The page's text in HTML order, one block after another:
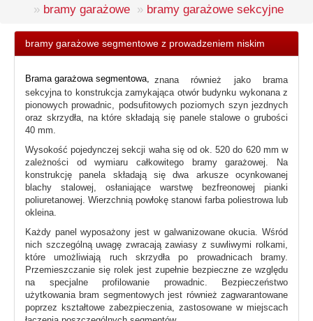
bramy garażowe
bramy garażowe sekcyjne
bramy garażowe segmentowe z prowadzeniem niskim
Brama garażowa segmentowa, znana również jako brama
sekcyjna to konstrukcja zamykająca otwór budynku wykonana z
pionowych prowadnic, podsufitowych poziomych szyn jezdnych
oraz skrzydła, na które składają się panele stalowe o grubości
40 mm.
Wysokość pojedynczej sekcji waha się od ok. 520 do 620 mm w
zależności od wymiaru całkowitego bramy garażowej. Na
konstrukcję panela składają się dwa arkusze ocynkowanej
blachy stalowej, osłaniające warstwę bezfreonowej pianki
poliuretanowej. Wierzchnią powłokę stanowi farba poliestrowa lub
okleina.
Każdy panel wyposażony jest w galwanizowane okucia. Wśród
nich szczególną uwagę zwracają zawiasy z suwliwymi rolkami,
które umożliwiają ruch skrzydła po prowadnicach bramy.
Przemieszczanie się rolek jest zupełnie bezpieczne ze względu
na specjalne profilowanie prowadnic. Bezpieczeństwo
użytkowania bram segmentowych jest również zagwarantowane
poprzez kształtowe zabezpieczenia, zastosowane w miejscach